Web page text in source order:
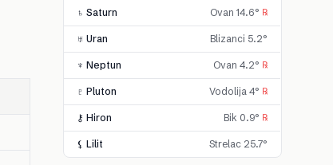
♄ Saturn Ovan 14.6° ℞
♅ Uran Blizanci 5.2°
♆ Neptun Ovan 4.2° ℞
♇ Pluton Vodolija 4° ℞
⚷ Hiron Bik 0.9° ℞
⚸ Lilit Strelac 25.7°